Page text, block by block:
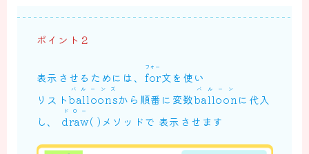
ポイント２
表示させるためには、 for
フォー
文を使い
リストballoons
バルーンズ
から順番に変数balloon
バルーン
に代入
し、 draw
ドロー
( )メソッドで 表示させます